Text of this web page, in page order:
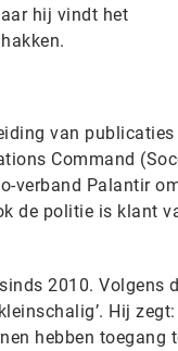
hij vindt het
van publicaties
Command
verband Palantir
de politie is klant
2010. Volgens
Hij zegt:
hebben toegang